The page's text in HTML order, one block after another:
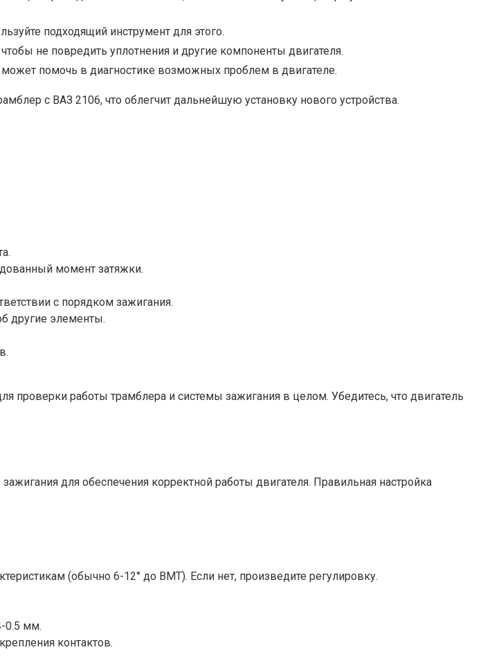
подходящий инструмент для этого.
не повредить уплотнения и другие компоненты двигателя.
может помочь в диагностике возможных проблем в двигателе.
с ВАЗ 2106, что облегчит дальнейшую установку нового устройства.
момент затяжки.
с порядком зажигания.
другие элементы.
проверки работы трамблера и системы зажигания в целом. Убедитесь, что двигатель
для обеспечения корректной работы двигателя. Правильная настройка
(обычно 6-12° до ВМТ). Если нет, произведите регулировку.
0.5 мм.
контактов.